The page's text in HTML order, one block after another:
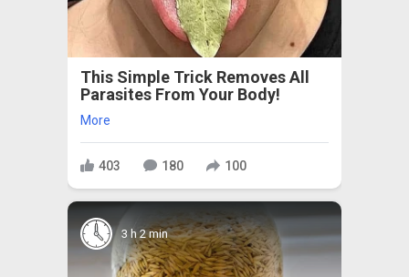
This Simple Trick Removes All
Parasites From Your Body!
More
403 180 100
3 h 2 min